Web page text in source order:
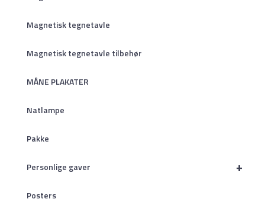
Magnetisk tegnetavle
Magnetisk tegnetavle tilbehør
MÅNE PLAKATER
Natlampe
Pakke
+
Personlige gaver
Posters